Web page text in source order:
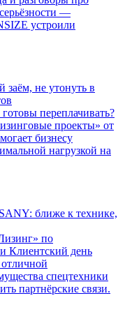
—
устроили
не утонуть в
переплачивать?
проекты» от
бизнесу
нагрузкой на
ближе к технике,
по
Клиентский день
спецтехники
партнёрские связи.